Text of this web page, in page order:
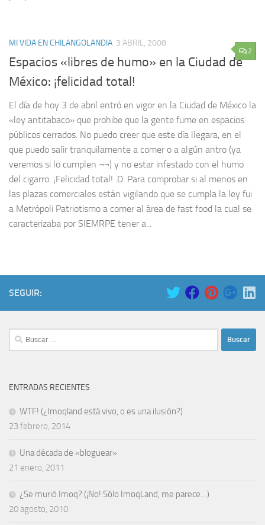
2
MI VIDA EN CHILANGOLANDIA 3 ABRIL, 2008
Espacios «libres de humo» en la Ciudad de
México: ¡felicidad total!
El día de hoy 3 de abril entró en vigor en la Ciudad de México la
«ley antitabaco» que prohibe que la gente fume en espacios
públicos cerrados. No puedo creer que este día llegara, en el
que puedo salir tranquilamente a comer o a algún antro (ya
veremos si lo cumplen ¬¬) y no estar infestado con el humo
del cigarro. ¡Felicidad total! :D. Para comprobar si al menos en
las plazas comerciales están vigilando que se cumpla la ley fui
a Metrópoli Patriotismo a comer al área de fast food la cual se
caracterizaba por SIEMRPE tener a...
SEGUIR:
Buscar:
ENTRADAS RECIENTES
WTF! (¿Imoqland está vivo, o es una ilusión?)
23 febrero, 2014
Una década de «bloguear»
21 enero, 2011
¿Se murió Imoq? (¡No! Sólo ImoqLand, me parece…)
20 agosto, 2010